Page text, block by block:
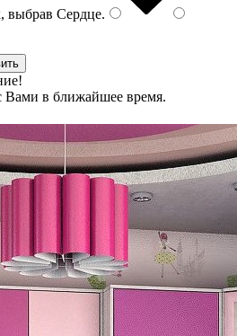
выбрав Сердце.
Вами в ближайшее время.